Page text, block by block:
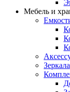
Мебель и
Зеркала